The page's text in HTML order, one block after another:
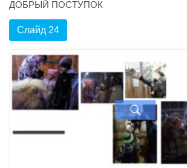
ДОБРЫЙ ПОСТУПОК
Слайд 24